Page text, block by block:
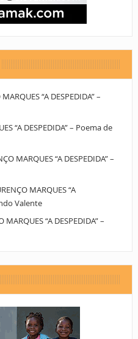
“A DESPEDIDA” –
“A DESPEDIDA” – Poema de
MARQUES “A DESPEDIDA” –
MARQUES “A
Valente
MARQUES “A DESPEDIDA” –